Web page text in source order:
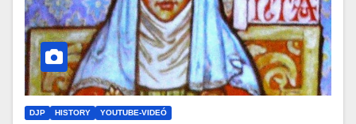
DJP HISTORY YOUTUBE-VIDEÓ